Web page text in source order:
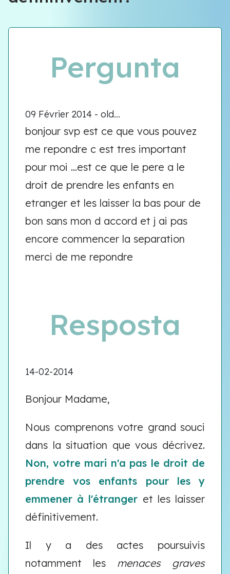
Pergunta
09 Février 2014 - old...
bonjour svp est ce que vous pouvez
me repondre c est tres important
pour moi ...est ce que le pere a le
droit de prendre les enfants en
etranger et les laisser la bas pour de
bon sans mon d accord et j ai pas
encore commencer la separation
merci de me repondre
Resposta
14-02-2014
Bonjour Madame,
Nous comprenons votre grand souci
dans la situation que vous décrivez.
Non, votre mari n'a pas le droit de
prendre vos enfants pour les y
emmener à l'étranger et les laisser
définitivement.
Il y a des actes poursuivis
notamment les menaces graves